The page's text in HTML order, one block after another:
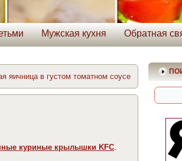
Мужская кухня Обратная
яичница в густом томатном соусе
куриные крылышки KFC